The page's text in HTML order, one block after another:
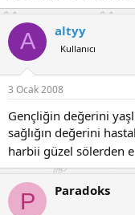
A altyy
Kullanıcı
3 Ocak 2008
Gençliğin değerini
sağlığın değerini
harbii güzel sölerden
P Paradoks